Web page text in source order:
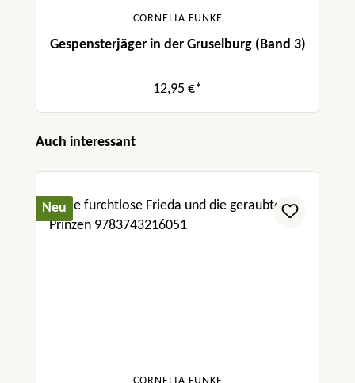
CORNELIA FUNKE
Gespensterjäger in der Gruselburg (Band 3)
12,95 €*
Produktgalerie überspringen
Auch interessant
Neu